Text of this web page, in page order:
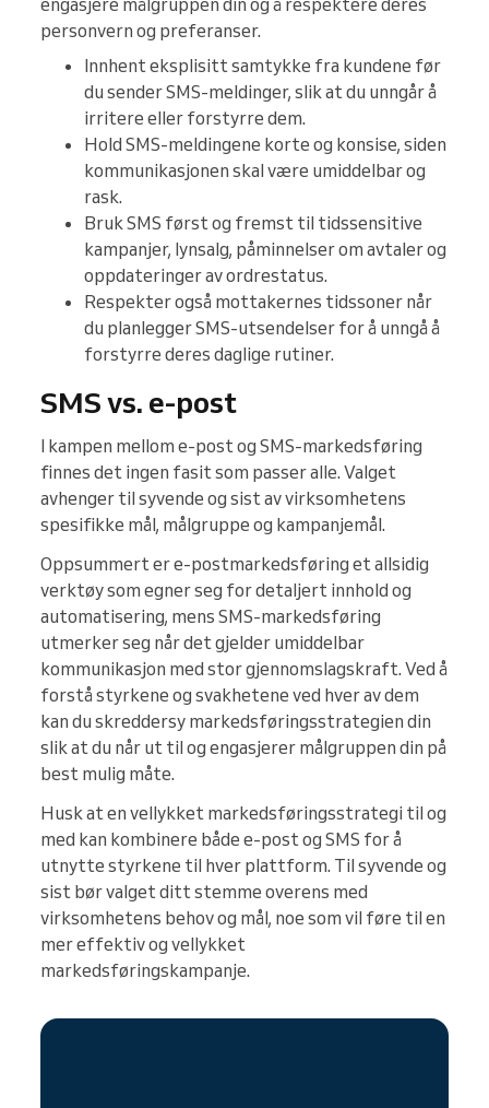
engasjere målgruppen din og å respektere deres
personvern og preferanser.
Innhent eksplisitt samtykke fra kundene før
du sender SMS-meldinger, slik at du unngår å
irritere eller forstyrre dem.
Hold SMS-meldingene korte og konsise, siden
kommunikasjonen skal være umiddelbar og
rask.
Bruk SMS først og fremst til tidssensitive
kampanjer, lynsalg, påminnelser om avtaler og
oppdateringer av ordrestatus.
Respekter også mottakernes tidssoner når
du planlegger SMS-utsendelser for å unngå å
forstyrre deres daglige rutiner.
SMS vs. e-post
I kampen mellom e-post og SMS-markedsføring
finnes det ingen fasit som passer alle. Valget
avhenger til syvende og sist av virksomhetens
spesifikke mål, målgruppe og kampanjemål.
Oppsummert er e-postmarkedsføring et allsidig
verktøy som egner seg for detaljert innhold og
automatisering, mens SMS-markedsføring
utmerker seg når det gjelder umiddelbar
kommunikasjon med stor gjennomslagskraft. Ved å
forstå styrkene og svakhetene ved hver av dem
kan du skreddersy markedsføringsstrategien din
slik at du når ut til og engasjerer målgruppen din på
best mulig måte.
Husk at en vellykket markedsføringsstrategi til og
med kan kombinere både e-post og SMS for å
utnytte styrkene til hver plattform. Til syvende og
sist bør valget ditt stemme overens med
virksomhetens behov og mål, noe som vil føre til en
mer effektiv og vellykket
markedsføringskampanje.